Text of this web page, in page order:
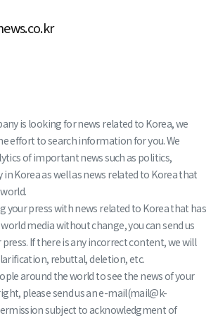
is looking for news related to Korea, we
effort to search information for you. We
of important news such as politics,
Korea as well as news related to Korea that
your press with news related to Korea that has
media without change, you can send us
If there is any incorrect content, we will
rebuttal, deletion, etc.
around the world to see the news of your
please send us an e-mail(mail@k-
subject to acknowledgment of